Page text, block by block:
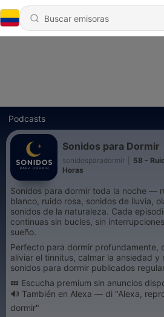
Podcasts
Sonidos para Dormir
sonidosparadormir
58 -
Horas
Sonidos para dormir toda la noche —
blanco, ruido rosa, sonidos de lluvia,
sonidos de la naturaleza. Cada
continuas sin bucles, sin
sueño.
Perfecto para dormir profundamente,
aliviar el tinnitus, calmar la ansiedad y
sonidos para dormir publicados
💤 Escucha premium sin anuncios
🔊 También en Alexa — di "Alexa,
dormir"